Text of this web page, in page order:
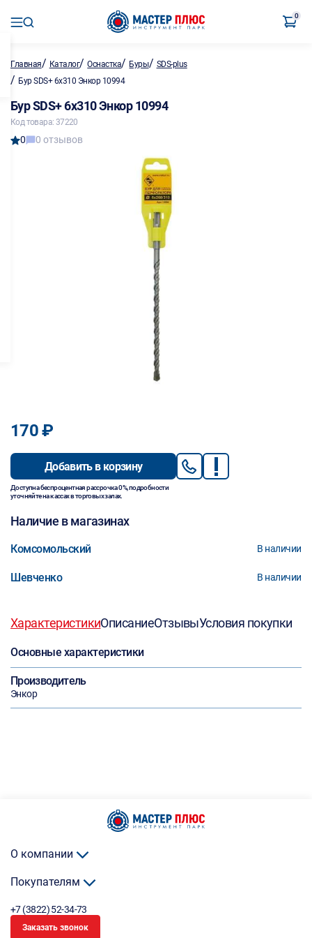
0
Главная/ Каталог/Оснастка/ Буры/ SDS-plus
/ Бур SDS+ 6х310 Энкор 10994
Бур SDS+ 6х310 Энкор 10994
Код товара: 37220
0 0 отзывов
170 ₽
Добавить в корзину
Доступна беспроцентная рассрочка 0%, подробности
уточняйте на кассах в торговых залах.
Наличие в магазинах
Комсомольский В наличии
Шевченко В наличии
ХарактеристикиОписаниеОтзывыУсловия покупки
Основные характеристики
Производитель
Энкор
О компании
Покупателям
+7 (3822) 52-34-73
Заказать звонок